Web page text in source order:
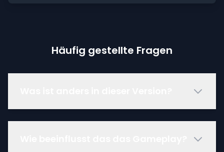
Häufig gestellte Fragen